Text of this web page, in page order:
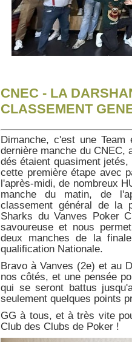
CNEC - LA
CLASSEMENT
Dimanche, c'est une
dernière manche du CNEC,
dés étaient quasiment
cette première étape avec
l'après-midi, de nombreux
manche du matin, de
classement général de la
Sharks du Vanves Poker
savoureuse et nous
deux manches de la
qualification Nationale.
Bravo à Vanves (2e) et au
nos côtés, et une pensée
qui se seront battus
seulement quelques points
GG à tous, et à très vite
Club des Clubs de Poker !